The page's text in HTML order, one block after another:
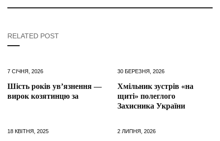
RELATED POST
7 СІЧНЯ, 2026
Шість років ув’язнення —
вирок козятинцю за
30 БЕРЕЗНЯ, 2026
Хмільник зустрів «на
щиті» полеглого
Захисника України
18 КВІТНЯ, 2025 2 ЛИПНЯ, 2026